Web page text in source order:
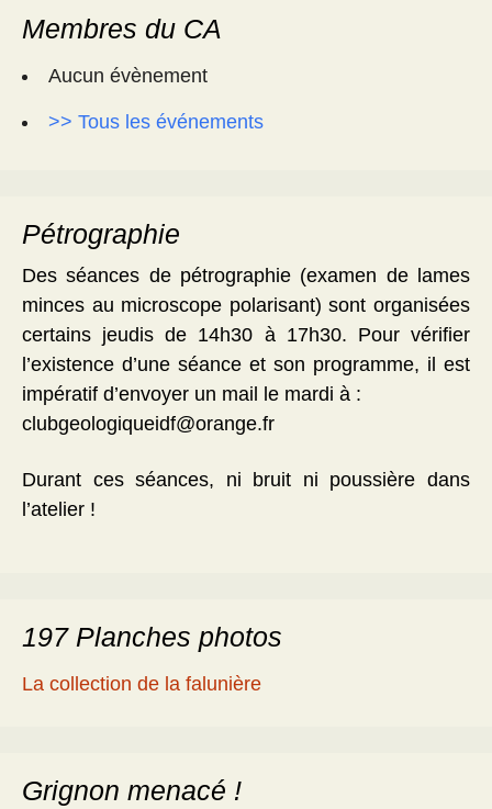
Membres du CA
Aucun évènement
>> Tous les événements
Pétrographie
Des séances de pétrographie (examen de lames
minces au microscope polarisant) sont organisées
certains jeudis de 14h30 à 17h30. Pour vérifier
l’existence d’une séance et son programme, il est
impératif d’envoyer un mail le mardi à :
clubgeologiqueidf@orange.fr
Durant ces séances, ni bruit ni poussière dans
l’atelier !
197 Planches photos
La collection de la falunière
Grignon menacé !